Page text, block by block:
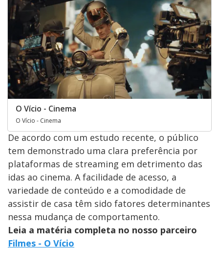
O Vício - Cinema
O Vício - Cinema
De acordo com um estudo recente, o público
tem demonstrado uma clara preferência por
plataformas de streaming em detrimento das
idas ao cinema. A facilidade de acesso, a
variedade de conteúdo e a comodidade de
assistir de casa têm sido fatores determinantes
nessa mudança de comportamento.
Leia a matéria completa no nosso parceiro
Filmes - O Vício